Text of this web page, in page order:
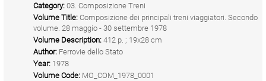
Category: 03. Composizione Treni
Volume Title: Composizione dei principali treni viaggiatori. Secondo
volume. 28 maggio - 30 settembre 1978
Volume Description: 412 p. ; 19x28 cm
Author: Ferrovie dello Stato
Year: 1978
Volume Code: MO_COM_1978_0001